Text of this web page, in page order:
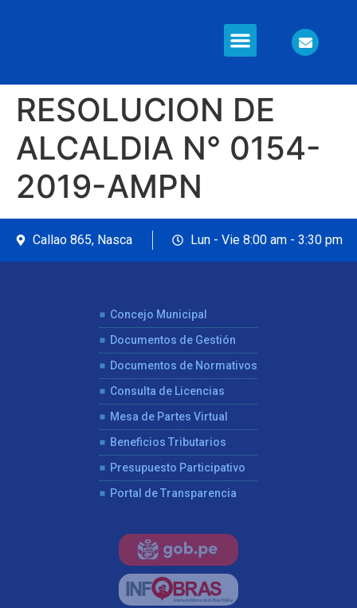
RESOLUCION DE
ALCALDIA N° 0154-
2019-AMPN
Callao 865, Nasca Lun - Vie 8:00 am - 3:30 pm
Concejo Municipal
Documentos de Gestión
Documentos de Normativos
Consulta de Licencias
Mesa de Partes Virtual
Beneficios Tributarios
Presupuesto Participativo
Portal de Transparencia